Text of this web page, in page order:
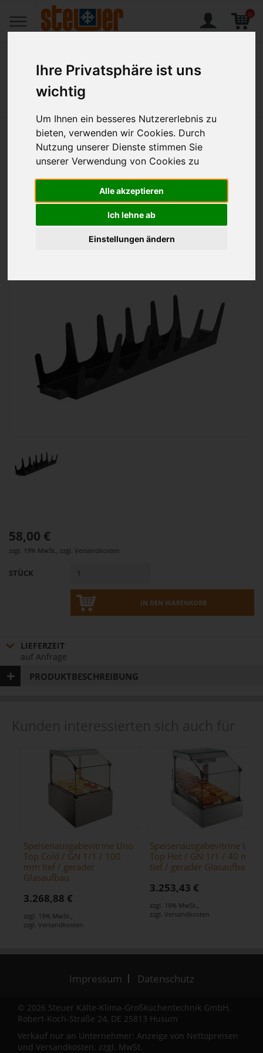
Ihre Privatsphäre ist uns
wichtig
Um Ihnen ein besseres Nutzererlebnis zu
bieten, verwenden wir Cookies. Durch
Nutzung unserer Dienste stimmen Sie
unserer Verwendung von Cookies zu
Alle akzeptieren
Ich lehne ab
Einstellungen ändern
0
Produkte
Produkthalter für 2 Etagen / mit
Tür hinten
58,00 €
zzgl. 19% MwSt., zzgl. Versandkosten
STÜCK
IN DEN WARENKORB
LIEFERZEIT
auf Anfrage
PRODUKTBESCHREIBUNG
Speisenausgabevitrine Uno
Top Cold / GN 1/1 / 100
mm tief / gerader
Glasaufbau
3.268,88 €
zzgl. 19% MwSt.
zzgl. Versandkosten
Speisenausgabevitrine Uno
Top Hot / GN 1/1 / 40 mm
tief / gerader Glasaufbau
3.253,43 €
zzgl. 19% MwSt.
zzgl. Versandkosten
Impressum Datenschutz
© 2026 Steuer Kälte-Klima-Großküchentechnik GmbH,
Robert-Koch-Straße 24, DE 25813 Husum
Verkauf nur an Unternehmer: Anzeige von Nettopreisen
und Versandkosten. zzgl. MwSt.